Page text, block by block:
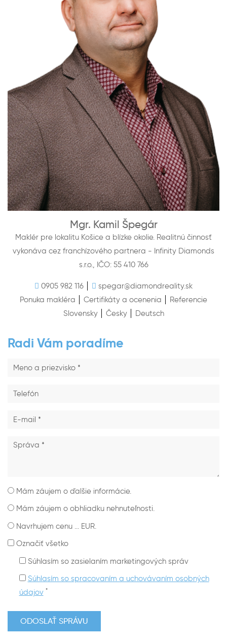
Mgr. Kamil Špegár
Maklér pre lokalitu Košice a blízke okolie. Realitnú činnosť
vykonáva cez franchízového partnera - Infinity Diamonds
s.r.o., IČO: 55 410 766
0905 982 116
spegar@diamondreality.sk
Ponuka makléra
Certifikáty a ocenenia
Referencie
Slovensky
Česky Deutsch
Radi Vám poradíme
Mám záujem o ďalšie informácie.
Mám záujem o obhliadku nehnuteľnosti.
Navrhujem cenu ... EUR.
Označiť všetko
Súhlasím so zasielaním marketingových správ
Súhlasím so spracovaním a uchovávaním osobných
údajov *